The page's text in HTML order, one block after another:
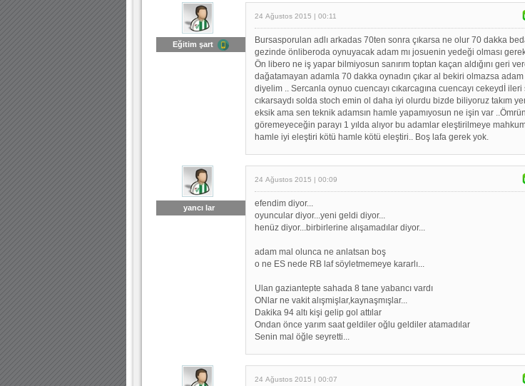
Eğitim şart
24 Ağustos 2015 | 00:11
Bursasporulan adlı arkadas 70ten sonra çıkarsa ne olur 70 dakka
gezinde önliberoda oynuyacak adam mı josuenin yedeği olması
Ön libero ne iş yapar bilmiyosun sanırım toptan kaçan aldığını geri
dağatamayan adamla 70 dakka oynadın çıkar al bekiri olmazsa
diyelim .. Sercanla oynuo cuencayı cıkarcagına cuencayı cekeydİ ileri
cıkarsaydı solda stoch emin ol daha iyi olurdu bizde biliyoruz takım
eksik ama sen teknik adamsın hamle yapamıyosun ne işin var
göremeyeceğin parayı 1 yılda alıyor bu adamlar eleştirilmeye
hamle iyi eleştiri kötü hamle kötü eleştiri.. Boş lafa gerek yok.
yancı lar
24 Ağustos 2015 | 00:09
efendim diyor...
oyuncular diyor...yeni geldi diyor...
henüz diyor...birbirlerine alışamadılar diyor...
adam mal olunca ne anlatsan boş
o ne ES nede RB laf söyletmemeye kararlı...
Ulan gaziantepte sahada 8 tane yabancı vardı
ONlar ne vakit alışmişlar,kaynaşmışlar...
Dakika 94 altı kişi gelip gol attılar
Ondan önce yarım saat geldiler oğlu geldiler atamadılar
Senin mal öğle seyretti...
24 Ağustos 2015 | 00:07